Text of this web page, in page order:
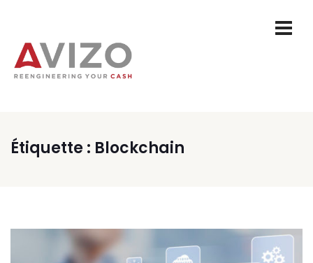
Étiquette : Blockchain